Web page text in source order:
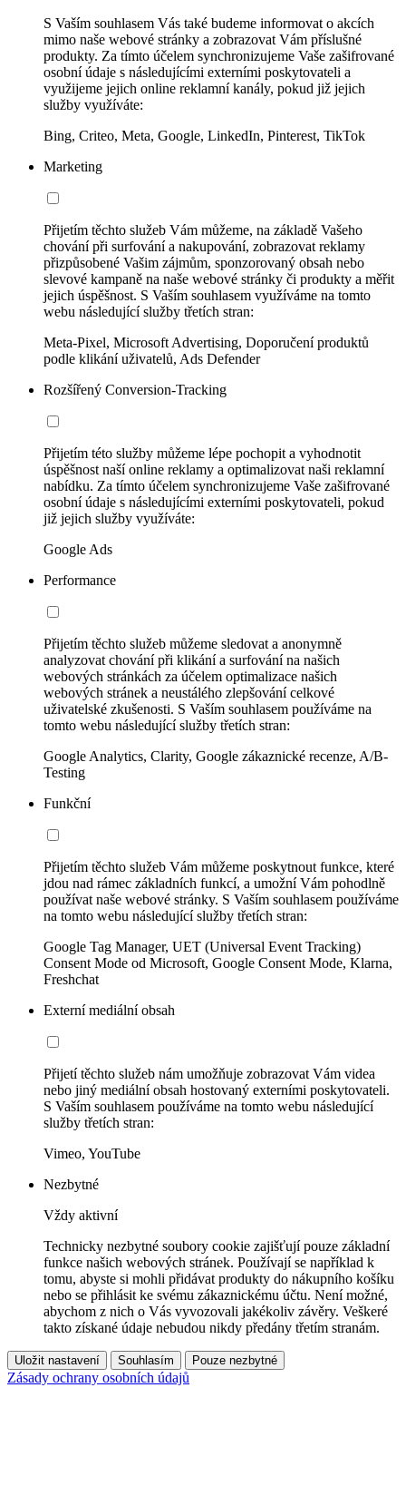
S Vaším souhlasem Vás také budeme informovat o akcích
mimo naše webové stránky a zobrazovat Vám příslušné
produkty. Za tímto účelem synchronizujeme Vaše zašifrované
osobní údaje s následujícími externími poskytovateli a
využijeme jejich online reklamní kanály, pokud již jejich
služby využíváte:
Bing, Criteo, Meta, Google, LinkedIn, Pinterest, TikTok
Marketing
Přijetím těchto služeb Vám můžeme, na základě Vašeho
chování při surfování a nakupování, zobrazovat reklamy
přizpůsobené Vašim zájmům, sponzorovaný obsah nebo
slevové kampaně na naše webové stránky či produkty a měřit
jejich úspěšnost. S Vaším souhlasem využíváme na tomto
webu následující služby třetích stran:
Meta-Pixel, Microsoft Advertising, Doporučení produktů
podle klikání uživatelů, Ads Defender
Rozšířený Conversion-Tracking
Přijetím této služby můžeme lépe pochopit a vyhodnotit
úspěšnost naší online reklamy a optimalizovat naši reklamní
nabídku. Za tímto účelem synchronizujeme Vaše zašifrované
osobní údaje s následujícími externími poskytovateli, pokud
již jejich služby využíváte:
Google Ads
Performance
Přijetím těchto služeb můžeme sledovat a anonymně
analyzovat chování při klikání a surfování na našich
webových stránkách za účelem optimalizace našich
webových stránek a neustálého zlepšování celkové
uživatelské zkušenosti. S Vaším souhlasem používáme na
tomto webu následující služby třetích stran:
Google Analytics, Clarity, Google zákaznické recenze, A/B-
Testing
Funkční
Přijetím těchto služeb Vám můžeme poskytnout funkce, které
jdou nad rámec základních funkcí, a umožní Vám pohodlně
používat naše webové stránky. S Vaším souhlasem používáme
na tomto webu následující služby třetích stran:
Google Tag Manager, UET (Universal Event Tracking)
Consent Mode od Microsoft, Google Consent Mode, Klarna,
Freshchat
Externí mediální obsah
Přijetí těchto služeb nám umožňuje zobrazovat Vám videa
nebo jiný mediální obsah hostovaný externími poskytovateli.
S Vaším souhlasem používáme na tomto webu následující
služby třetích stran:
Vimeo, YouTube
Nezbytné
Vždy aktivní
Technicky nezbytné soubory cookie zajišťují pouze základní
funkce našich webových stránek. Používají se například k
tomu, abyste si mohli přidávat produkty do nákupního košíku
nebo se přihlásit ke svému zákaznickému účtu. Není možné,
abychom z nich o Vás vyvozovali jakékoliv závěry. Veškeré
takto získané údaje nebudou nikdy předány třetím stranám.
Uložit nastavení Souhlasím Pouze nezbytné
Zásady ochrany osobních údajů